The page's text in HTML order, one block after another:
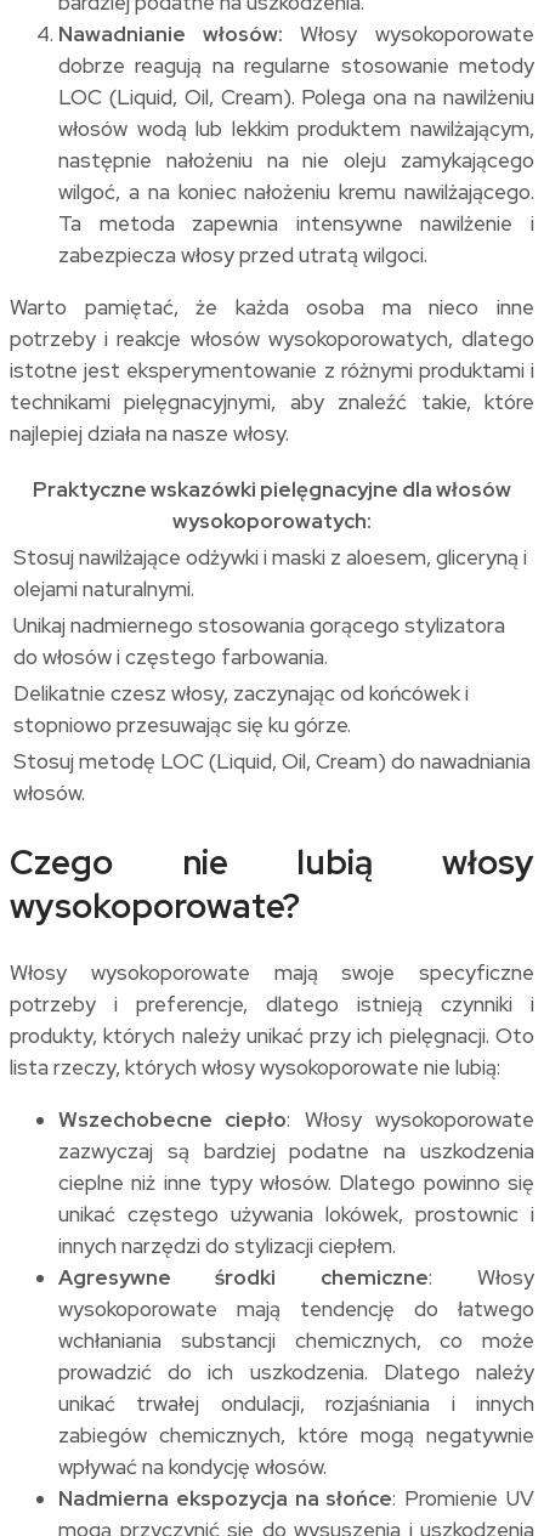
Nawadnianie włosów: Włosy wysokoporowate
dobrze reagują na regularne stosowanie metody
LOC (Liquid, Oil, Cream). Polega ona na nawilżeniu
włosów wodą lub lekkim produktem nawilżającym,
następnie nałożeniu na nie oleju zamykającego
wilgoć, a na koniec nałożeniu kremu nawilżającego.
Ta metoda zapewnia intensywne nawilżenie i
zabezpiecza włosy przed utratą wilgoci.
Warto pamiętać, że każda osoba ma nieco inne
potrzeby i reakcje włosów wysokoporowatych, dlatego
istotne jest eksperymentowanie z różnymi produktami i
technikami pielęgnacyjnymi, aby znaleźć takie, które
najlepiej działa na nasze włosy.
Praktyczne wskazówki pielęgnacyjne dla włosów
wysokoporowatych:
Stosuj nawilżające odżywki i maski z aloesem, gliceryną i
olejami naturalnymi.
Unikaj nadmiernego stosowania gorącego stylizatora
do włosów i częstego farbowania.
Delikatnie czesz włosy, zaczynając od końcówek i
stopniowo przesuwając się ku górze.
Stosuj metodę LOC (Liquid, Oil, Cream) do nawadniania
włosów.
Czego nie lubią włosy
wysokoporowate?
Włosy wysokoporowate mają swoje specyficzne
potrzeby i preferencje, dlatego istnieją czynniki i
produkty, których należy unikać przy ich pielęgnacji. Oto
lista rzeczy, których włosy wysokoporowate nie lubią:
Wszechobecne ciepło: Włosy wysokoporowate
zazwyczaj są bardziej podatne na uszkodzenia
cieplne niż inne typy włosów. Dlatego powinno się
unikać częstego używania lokówek, prostownic i
innych narzędzi do stylizacji ciepłem.
Agresywne środki chemiczne: Włosy
wysokoporowate mają tendencję do łatwego
wchłaniania substancji chemicznych, co może
prowadzić do ich uszkodzenia. Dlatego należy
unikać trwałej ondulacji, rozjaśniania i innych
zabiegów chemicznych, które mogą negatywnie
wpływać na kondycję włosów.
Nadmierna ekspozycja na słońce: Promienie UV
mogą przyczynić się do wysuszenia i uszkodzenia